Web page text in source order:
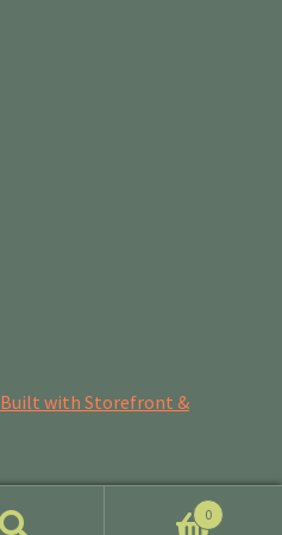
Built with Storefront &
0